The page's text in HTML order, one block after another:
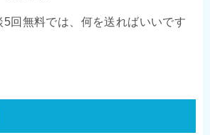
5回無料では、何を送ればいいです